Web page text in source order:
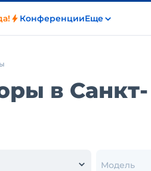
КонференцииЕще
в Санкт-
Модель